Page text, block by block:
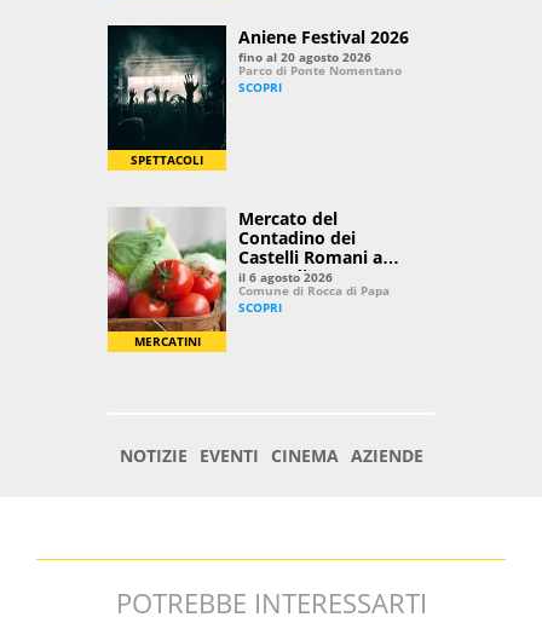
POTREBBE INTERESSARTI